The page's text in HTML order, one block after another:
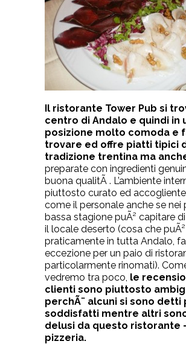
Il ristorante Tower Pub si
centro di Andalo e quindi in
posizione molto comoda e
trovare ed offre piatti tipici
tradizione trentina ma
preparate con ingredienti
buona qualitÃ . L’ambiente
piuttosto curato ed
come il personale anche se nei
bassa stagione puÃ² capitare
il locale deserto (cosa che
praticamente in tutta Andalo,
eccezione per un paio di
particolarmente rinomati).
vedremo tra poco, le
clienti sono piuttosto
perchÃ¨ alcuni si sono detti
soddisfatti mentre altri
delusi da questo ristorante
pizzeria.